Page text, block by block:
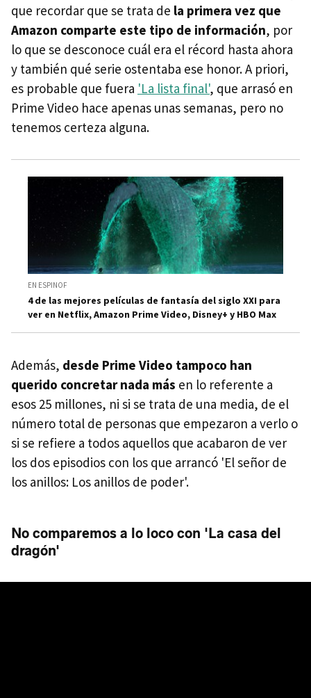
que recordar que se trata de la primera vez que
Amazon comparte este tipo de información, por
lo que se desconoce cuál era el récord hasta ahora
y también qué serie ostentaba ese honor. A priori,
es probable que fuera 'La lista final', que arrasó en
Prime Video hace apenas unas semanas, pero no
tenemos certeza alguna.
EN ESPINOF
4 de las mejores películas de fantasía del siglo XXI para
ver en Netflix, Amazon Prime Video, Disney+ y HBO Max
Además, desde Prime Video tampoco han
querido concretar nada más en lo referente a
esos 25 millones, ni si se trata de una media, de el
número total de personas que empezaron a verlo o
si se refiere a todos aquellos que acabaron de ver
los dos episodios con los que arrancó 'El señor de
los anillos: Los anillos de poder'.
No comparemos a lo loco con 'La casa del
dragón'